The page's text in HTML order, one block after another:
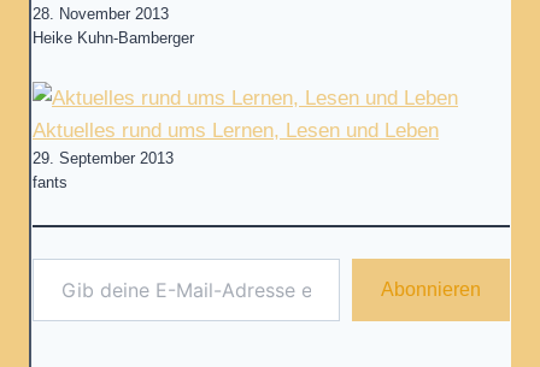
28. November 2013
Heike Kuhn-Bamberger
Aktuelles rund ums Lernen, Lesen und Leben
29. September 2013
fants
Gib deine E-Mail-Adresse ein ...
Abonnieren